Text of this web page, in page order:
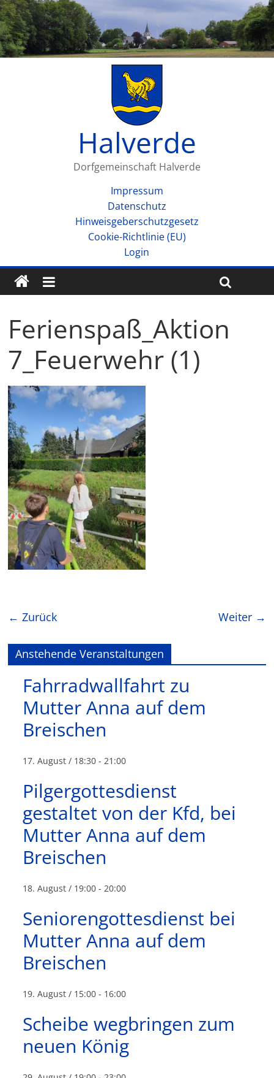
Halverde
Dorfgemeinschaft Halverde
Impressum
Datenschutz
Hinweisgeberschutzgesetz
Cookie-Richtlinie (EU)
Login
Ferienspaß_Aktion
7_Feuerwehr (1)
← Zurück Weiter →
Anstehende Veranstaltungen
Fahrradwallfahrt zu
Mutter Anna auf dem
Breischen
17. August / 18:30 -21:00
Pilgergottesdienst
gestaltet von der Kfd, bei
Mutter Anna auf dem
Breischen
18. August / 19:00 -20:00
Seniorengottesdienst bei
Mutter Anna auf dem
Breischen
19. August / 15:00 - 16:00
Scheibe wegbringen zum
neuen König